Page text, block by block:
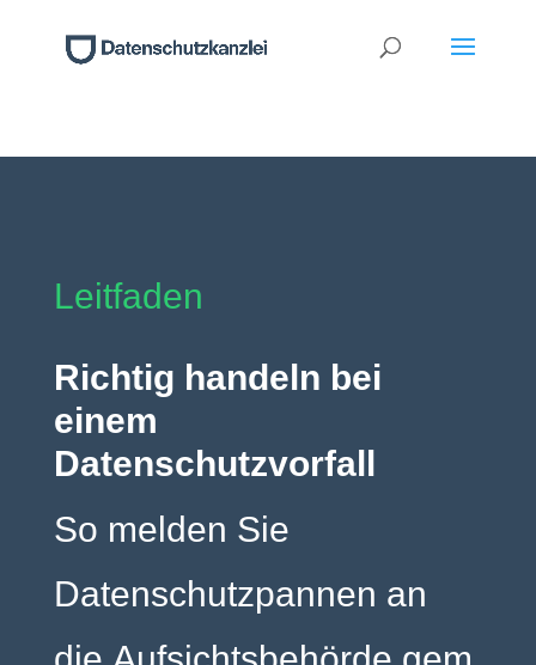
Leitfaden
Richtig handeln bei
einem
Datenschutzvorfall
So melden Sie
Datenschutzpannen an